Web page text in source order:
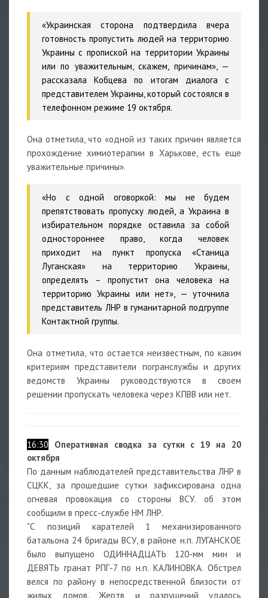
«Украинская сторона подтвердила вчера
готовность пропустить людей на территорию
Украины с пропиской на территории Украины
или по уважительным, скажем, причинам», —
рассказала Кобцева по итогам диалога с
представителем Украины, который состоялся в
телефонном режиме 19 октября.
Она отметила, что «одной из таких причин является
прохождение химиотерапии в Харькове, есть еще
уважительные причины».
«Но с одной оговоркой: мы не будем
препятствовать пропуску людей, а Украина в
избирательном порядке оставила за собой
одностороннее право, когда человек
приходит на пункт пропуска «Станица
Луганская» на территорию Украины,
определять – пропустит она человека на
территорию Украины или нет», — уточнила
представитель ЛНР в гуманитарной подгруппе
Контактной группы.
Она отметила, что остается неизвестным, по каким
критериям представители погранслужбы и других
ведомств Украины руководствуются в своем
решении пропускать человека через КПВВ или нет.
16:30
Оперативная сводка за сутки с 19 на 20
октября
По данным наблюдателей представительства ЛНР в
СЦКК, за прошедшие сутки зафиксирована одна
огневая провокация со стороны ВСУ. об этом
сообщили в пресс-службе НМ ЛНР.
"С позиций карателей 1 механизированного
батальона 24 бригады ВСУ, в районе н.п. ЛУГАНСКОЕ
было выпущено ОДИННАДЦАТЬ 120-мм мин и
ДЕВЯТЬ гранат РПГ-7 по н.п. КАЛИНОВКА. Обстрел
велся по району в непосредственной близости от
жилых домов. Жертв и разрушений удалось